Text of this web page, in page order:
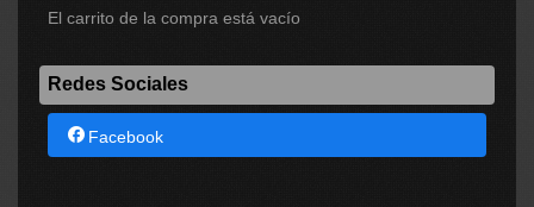
El carrito de la compra está vacío
Redes Sociales
Facebook